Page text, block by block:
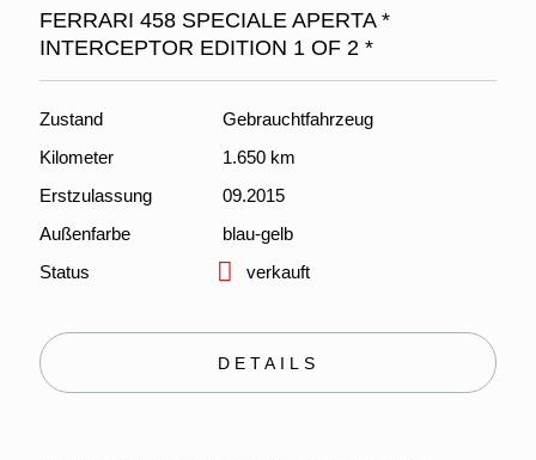
FERRARI 458 SPECIALE APERTA *
INTERCEPTOR EDITION 1 OF 2 *
Zustand
Gebrauchtfahrzeug
Kilometer
1.650 km
Erstzulassung
09.2015
Außenfarbe
blau-gelb
Status
verkauft
DETAILS